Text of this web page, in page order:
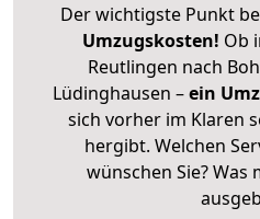
Der wichtigste Punkt
Umzugskosten! Ob
Reutlingen nach
Lüdinghausen –ein
sich vorher im Klaren
hergibt. Welchen
wünschen Sie? Was